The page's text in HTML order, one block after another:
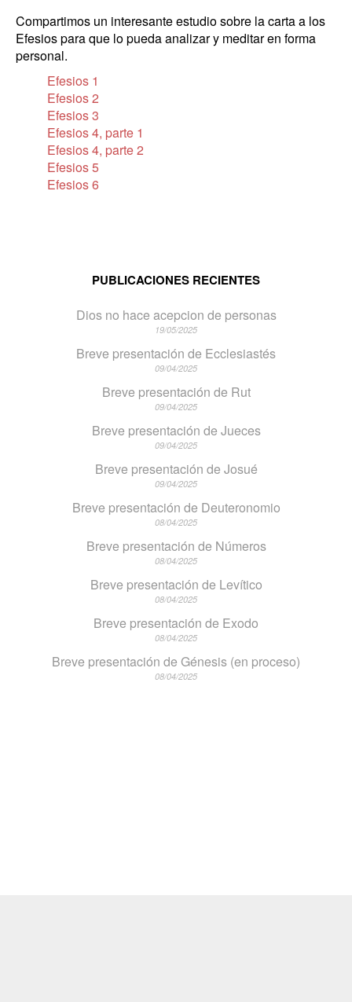
Compartimos un interesante estudio sobre la carta a los
Efesios para que lo pueda analizar y meditar en forma
personal.
Efesios 1
Efesios 2
Efesios 3
Efesios 4, parte 1
Efesios 4, parte 2
Efesios 5
Efesios 6
PUBLICACIONES RECIENTES
Dios no hace acepcion de personas
19/05/2025
Breve presentación de Ecclesiastés
09/04/2025
Breve presentación de Rut
09/04/2025
Breve presentación de Jueces
09/04/2025
Breve presentación de Josué
09/04/2025
Breve presentación de Deuteronomio
08/04/2025
Breve presentación de Números
08/04/2025
Breve presentación de Levítico
08/04/2025
Breve presentación de Exodo
08/04/2025
Breve presentación de Génesis (en proceso)
08/04/2025